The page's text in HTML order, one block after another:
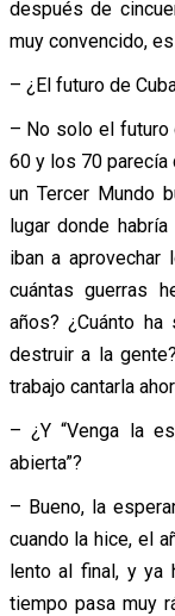
después de
muy convencido,
– ¿El futuro de
– No solo el futuro
60 y los 70 parecía
un Tercer Mundo
lugar donde
iban a
cuántas guerras
años? ¿Cuánto
destruir a la
trabajo cantarla
– ¿Y “Venga la
abierta”?
– Bueno, la
cuando la hice, el
lento al final, y ya
tiempo pasa muy